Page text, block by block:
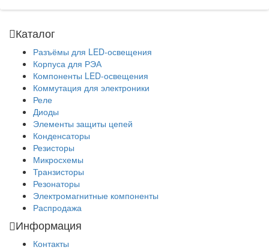
Каталог
Разъёмы для LED-освещения
Корпуса для РЭА
Компоненты LED-освещения
Коммутация для электроники
Реле
Диоды
Элементы защиты цепей
Конденсаторы
Резисторы
Микросхемы
Транзисторы
Резонаторы
Электромагнитные компоненты
Распродажа
Информация
Контакты